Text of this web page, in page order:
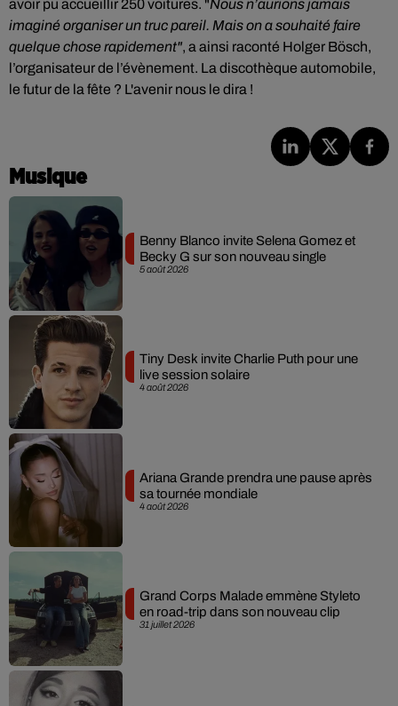
avoir pu accueillir 250 voitures. "Nous n’aurions jamais
imaginé organiser un truc pareil. Mais on a souhaité faire
quelque chose rapidement", a ainsi raconté Holger Bösch,
l’organisateur de l’évènement. La discothèque automobile,
le futur de la fête ? L'avenir nous le dira !
Musique
5 août 2026
Benny Blanco invite Selena Gomez et
Becky G sur son nouveau single
4 août 2026
Tiny Desk invite Charlie Puth pour une
live session solaire
4 août 2026
Ariana Grande prendra une pause après
sa tournée mondiale
31 juillet 2026
Grand Corps Malade emmène Styleto
en road-trip dans son nouveau clip